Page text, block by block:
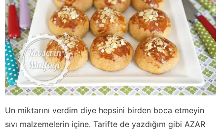
Un miktarını verdim diye hepsini birden boca etmeyin
sıvı malzemelerin içine. Tarifte de yazdığım gibi AZAR